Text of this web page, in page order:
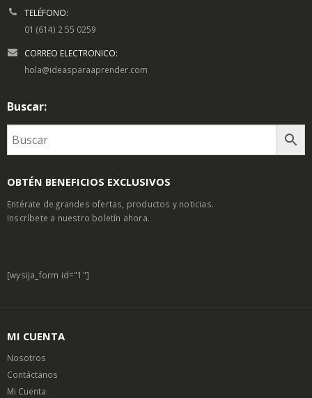
TELÉFONO:
01 (614) 2 55 0259
CORREO ELECTRONICO:
hola@ideasparaaprender.com
Buscar:
OBTÉN BENEFICIOS EXCLUSIVOS
Entérate de grandes ofertas, productos y noticias.
Inscríbete a nuestro boletín ahora.
[wysija_form id="1"]
MI CUENTA
Nosotros
Contáctanos
Mi Cuenta